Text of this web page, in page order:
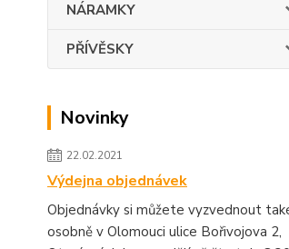
NÁRAMKY
PŘÍVĚSKY
Novinky
22.02.2021
Výdejna objednávek
Objednávky si můžete vyzvednout
osobně v Olomouci ulice Bořivojova 2,